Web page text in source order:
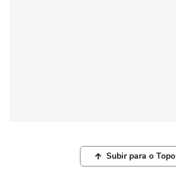
Subir para o Topo